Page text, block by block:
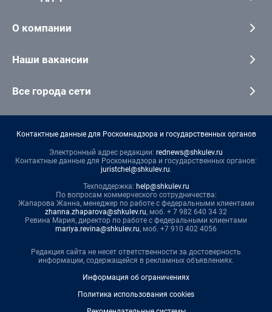
О компании
Наши вакансии
Все города сети
Контактные данные для Роскомнадзора и государственных органов
Электронный адрес редакции: rednews@shkulev.ru
Контактные данные для Роскомнадзора и государственных органов:
juristchel@shkulev.ru.
Техподдержка: help@shkulev.ru
По вопросам коммерческого сотрудничества:
Жапарова Жанна, менеджер по работе с федеральными клиентами
zhanna.zhaparova@shkulev.ru, моб. + 7 982 640 34 32
Ревина Мария, директор по работе с федеральными клиентами
mariya.revina@shkulev.ru, моб. +7 910 402 4056
Редакция сайта не несет ответственности за достоверность
информации, содержащейся в рекламных объявлениях.
Информация об ограничениях
Политика использования cookies